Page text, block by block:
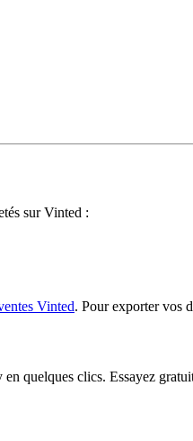
sur Vinted :
Vinted. Pour exporter vos
quelques clics. Essayez